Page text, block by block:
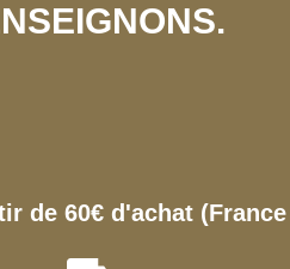
de 60€ d'achat